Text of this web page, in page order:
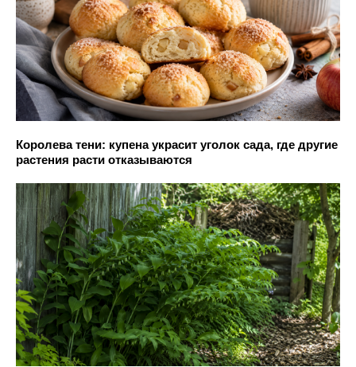
Королева тени: купена украсит уголок сада, где другие
растения расти отказываются